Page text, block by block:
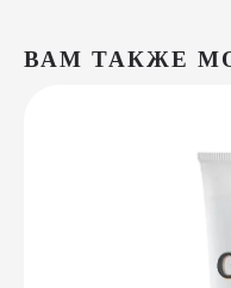
ВАМ ТАКЖЕ